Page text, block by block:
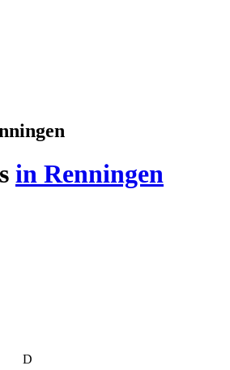
in Renningen
D